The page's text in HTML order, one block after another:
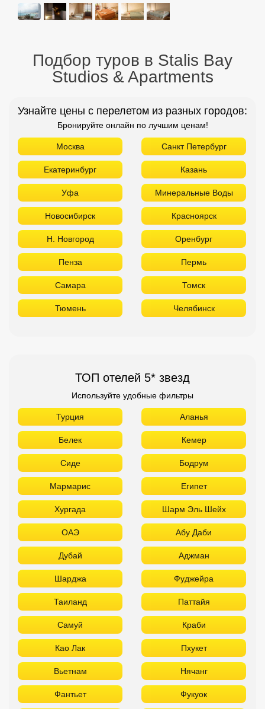
Бронируйте онлайн по лучшим ценам!
Екатеринбург Казань
Уфа Минеральные Воды
Н. Новгород Оренбург
Пенза Пермь
Самара Томск
Тюмень Челябинск
ТОП отелей 5* звезд
Используйте удобные фильтры
Турция Аланья
Хургада Шарм Эль Шейх
ОАЭ Абу Даби
Дубай Аджман
Шарджа Фуджейра
Таиланд Паттайя
Самуй Краби
Као Лак Пхукет
Вьетнам Нячанг
Фантьет Фукуок
Шри Ланка Куба
Мальдивы Бали
ТОП отелей 5* звезд с аквапарком
Используйте удобные фильтры